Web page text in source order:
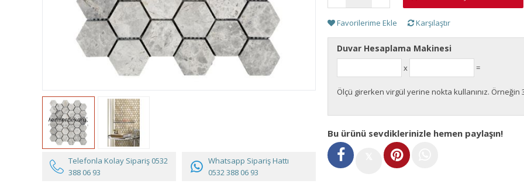
Telefonla Kolay Sipariş 0532
388 06 93
Whatsapp Sipariş Hattı
0532 388 06 93
Favorilerime Ekle Karşılaştır
Duvar Hesaplama Makinesi
x =
Ölçü girerken virgül yerine nokta kullanınız. Örneğin
Bu ürünü sevdiklerinizle hemen paylaşın!